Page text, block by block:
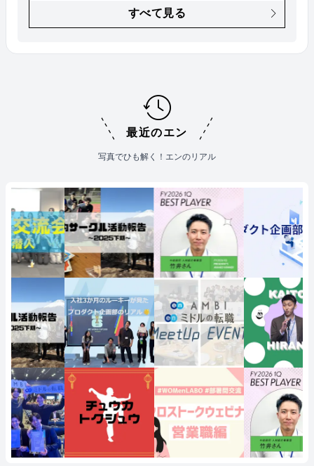
すべて見る
最近のエン
写真でひも解く！エンのリアル